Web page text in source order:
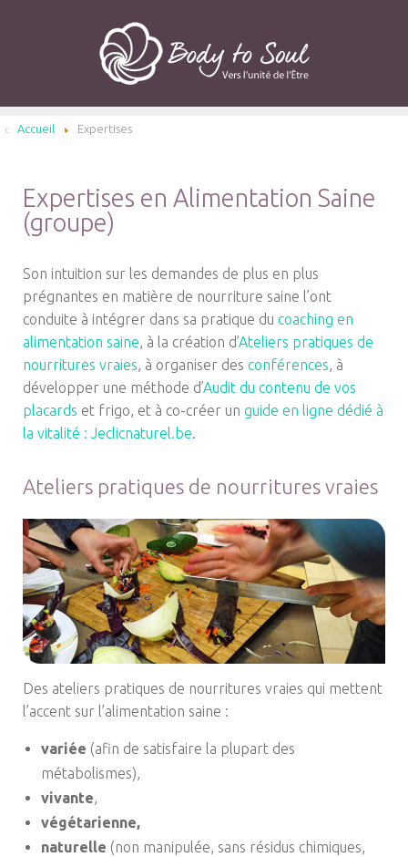
Accueil Expertises
Expertises en Alimentation Saine
(groupe)
Son intuition sur les demandes de plus en plus
prégnantes en matière de nourriture saine l’ont
conduite à intégrer dans sa pratique du coaching en
alimentation saine, à la création d’Ateliers pratiques de
nourritures vraies, à organiser des conférences, à
développer une méthode d’Audit du contenu de vos
placards et frigo, et à co-créer un guide en ligne dédié à
la vitalité : Jeclicnaturel.be.
Ateliers pratiques de nourritures vraies
Des ateliers pratiques de nourritures vraies qui mettent
l’accent sur l’alimentation saine :
variée (afin de satisfaire la plupart des
métabolismes),
vivante,
végétarienne,
naturelle (non manipulée, sans résidus chimiques,